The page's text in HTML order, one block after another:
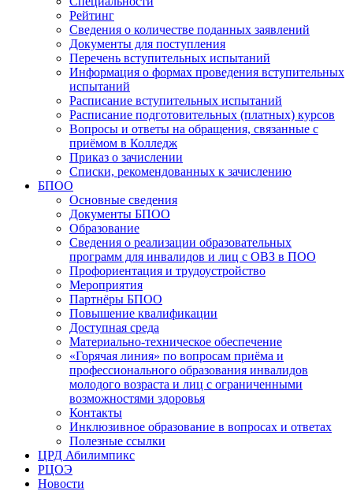
Рейтинг
Сведения о количестве поданных заявлений
Документы для поступления
Перечень вступительных испытаний
Информация о формах проведения вступительных
испытаний
Расписание вступительных испытаний
Расписание подготовительных (платных) курсов
Вопросы и ответы на обращения, связанные с
приёмом в Колледж
Приказ о зачислении
Списки, рекомендованных к зачислению
БПОО
Основные сведения
Документы БПОО
Образование
Сведения о реализации образовательных
программ для инвалидов и лиц с ОВЗ в ПОО
Профориентация и трудоустройство
Мероприятия
Партнёры БПОО
Повышение квалификации
Доступная среда
Материально-техническое обеспечение
«Горячая линия» по вопросам приёма и
профессионального образования инвалидов
молодого возраста и лиц с ограниченными
возможностями здоровья
Контакты
Инклюзивное образование в вопросах и ответах
Полезные ссылки
ЦРД Абилимпикс
РЦОЭ
Новости